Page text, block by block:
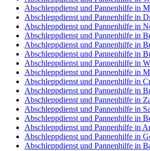
Abschleppdienst und Pannenhilfe in
Abschleppdienst und Pannenhilfe in
Abschleppdienst und Pannenhilfe in
Abschleppdienst und Pannenhilfe in
Abschleppdienst und Pannenhilfe in
Abschleppdienst und Pannenhilfe in
Abschleppdienst und Pannenhilfe in
Abschleppdienst und Pannenhilfe in
Abschleppdienst und Pannenhilfe in
Abschleppdienst und Pannenhilfe in
Abschleppdienst und Pannenhilfe in
Abschleppdienst und Pannenhilfe in
Abschleppdienst und Pannenhilfe in
Abschleppdienst und Pannenhilfe in
Abschleppdienst und Pannenhilfe in
Abschleppdienst und Pannenhilfe in